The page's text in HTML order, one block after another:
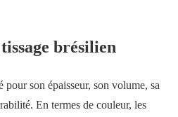
brésilien
pour son épaisseur, son volume, sa
En termes de couleur, les